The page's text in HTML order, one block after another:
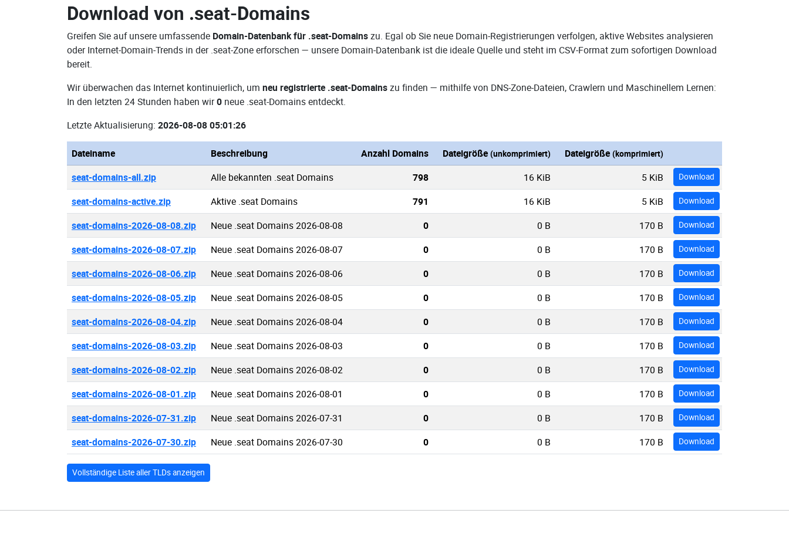
Download von .seat-Domains
Greifen Sie auf unsere umfassende Domain-Datenbank für .seat-Domainszu. Egal ob Sie neue Domain-Registrierungen verfolgen, aktive Websites analysieren
oder Internet-Domain-Trends in der .seat-Zone erforschen — unsere Domain-Datenbank ist die ideale Quelle und steht im CSV-Format zum sofortigen Download
bereit.
Wir überwachen das Internet kontinuierlich, um neu registrierte .seat-Domainszu finden — mithilfe von DNS-Zone-Dateien, Crawlern und Maschinellem Lernen:
In den letzten 24 Stunden haben wir0 neue .seat-Domains entdeckt.
Letzte Aktualisierung: 2026-08-08 05:01:26
Dateiname Beschreibung Anzahl Domains Dateigröße (unkomprimiert) Dateigröße (komprimiert)
seat-domains-all.zip Alle bekannten .seat Domains 798 16 KiB 5 KiB Download
seat-domains-active.zip Aktive .seat Domains 791 16 KiB 5 KiB Download
seat-domains-2026-08-08.zip Neue .seat Domains 2026-08-08 0 0 B 170 B Download
seat-domains-2026-08-07.zip Neue .seat Domains 2026-08-07 0 0 B 170 B Download
seat-domains-2026-08-06.zip Neue .seat Domains 2026-08-06 0 0 B 170 B Download
seat-domains-2026-08-05.zip Neue .seat Domains 2026-08-05 0 0 B 170 B Download
seat-domains-2026-08-04.zip Neue .seat Domains 2026-08-04 0 0 B 170 B Download
seat-domains-2026-08-03.zip Neue .seat Domains 2026-08-03 0 0 B 170 B Download
seat-domains-2026-08-02.zip Neue .seat Domains 2026-08-02 0 0 B 170 B Download
seat-domains-2026-08-01.zip Neue .seat Domains 2026-08-01 0 0 B 170 B Download
seat-domains-2026-07-31.zip Neue .seat Domains 2026-07-31 0 0 B 170 B Download
seat-domains-2026-07-30.zip Neue .seat Domains 2026-07-30 0 0 B 170 B Download
Vollständige Liste aller TLDs anzeigen